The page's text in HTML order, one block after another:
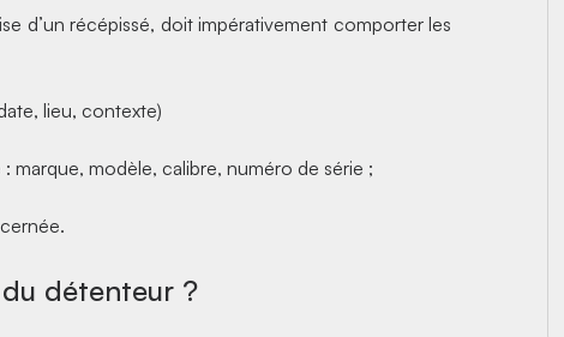
d’un récépissé, doit impérativement comporter les
lieu, contexte)
marque, modèle, calibre, numéro de série ;
détenteur ?